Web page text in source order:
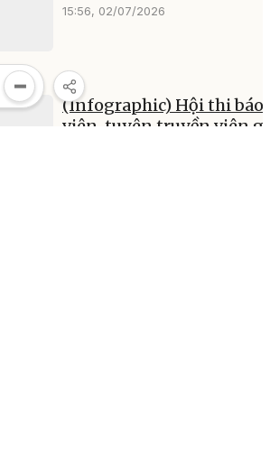
15:56, 02/07/2026
(Infographic) Hội thi báo
viên, tuyên truyền viên